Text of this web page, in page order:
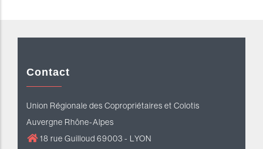
Contact
Union Régionale des Copropriétaires et Colotis
Auvergne Rhône-Alpes
18 rue Guilloud 69003 - LYON